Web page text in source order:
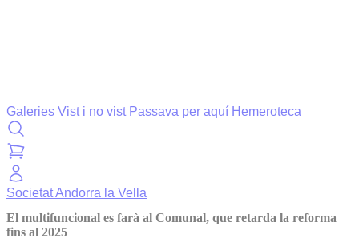
Galeries Vist i no vist Passava per aquí Hemeroteca
SocietatAndorra la Vella
El multifuncional es farà al Comunal, que retarda la reforma
fins al 2025